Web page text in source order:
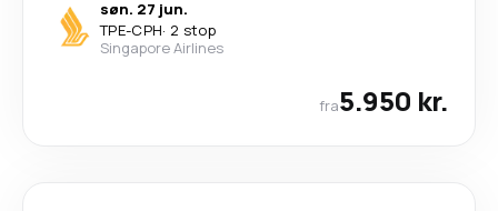
søn. 27 jun.
TPE-CPH· 2 stop
Singapore Airlines
fra5.950 kr.